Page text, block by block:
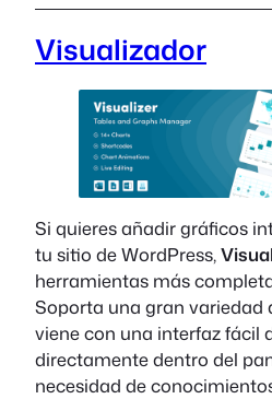
Visualizador
Si quieres añadir gráficos
tu sitio de WordPress,
herramientas más
Soporta una gran variedad
viene con una interfaz fácil
directamente dentro del
necesidad de